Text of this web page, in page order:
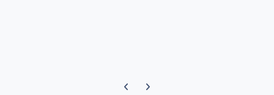
Previous carousel slide
Next carousel slide